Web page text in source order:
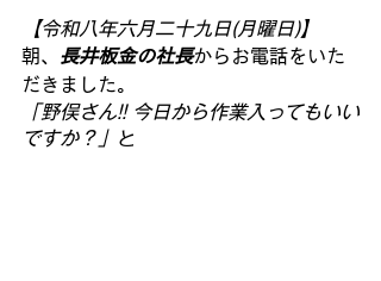
【令和八年六月二十九日(月曜日)】
朝、 長井板金の社長からお電話をいた
だきました。
「野俣さん!! 今日から作業入ってもいい
ですか？」 と